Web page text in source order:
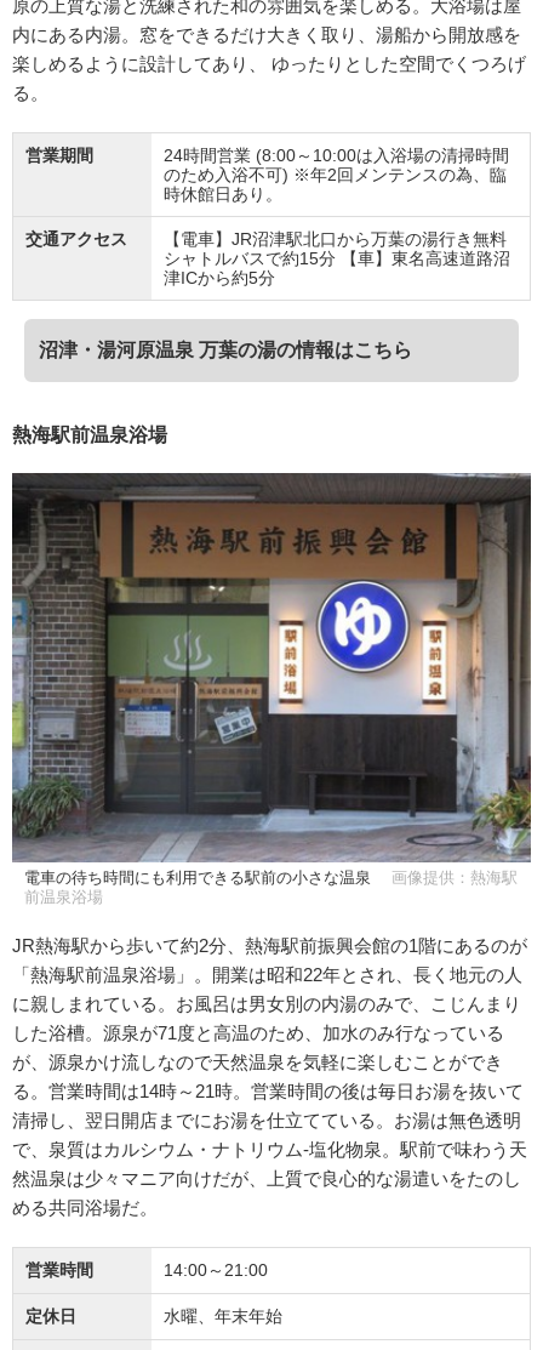
原の上質な湯と洗練された和の雰囲気を楽しめる。大浴場は屋
内にある内湯。窓をできるだけ大きく取り、湯船から開放感を
楽しめるように設計してあり、 ゆったりとした空間でくつろげ
る。
営業期間
24時間営業 (8:00～10:00は入浴場の清掃時間
のため入浴不可) ※年2回メンテンスの為、臨
時休館日あり。
交通アクセス
【電車】JR沼津駅北口から万葉の湯行き無料
シャトルバスで約15分 【車】東名高速道路沼
津ICから約5分
沼津・湯河原温泉 万葉の湯の情報はこちら
熱海駅前温泉浴場
電車の待ち時間にも利用できる駅前の小さな温泉
画像提供：熱海駅
前温泉浴場
JR熱海駅から歩いて約2分、熱海駅前振興会館の1階にあるのが
「熱海駅前温泉浴場」。開業は昭和22年とされ、長く地元の人
に親しまれている。お風呂は男女別の内湯のみで、こじんまり
した浴槽。源泉が71度と高温のため、加水のみ行なっている
が、源泉かけ流しなので天然温泉を気軽に楽しむことができ
る。営業時間は14時～21時。営業時間の後は毎日お湯を抜いて
清掃し、翌日開店までにお湯を仕立てている。お湯は無色透明
で、泉質はカルシウム・ナトリウム-塩化物泉。駅前で味わう天
然温泉は少々マニア向けだが、上質で良心的な湯遣いをたのし
める共同浴場だ。
営業時間 14:00～21:00
定休日 水曜、年末年始